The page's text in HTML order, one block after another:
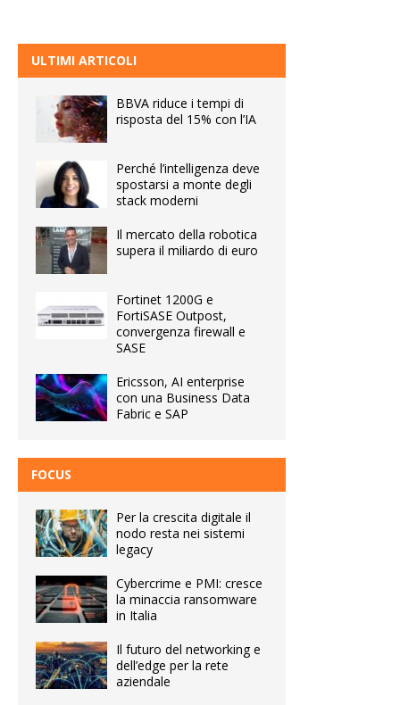
ULTIMI ARTICOLI
BBVA riduce i tempi di
risposta del 15% con l’IA
Perché l’intelligenza deve
spostarsi a monte degli
stack moderni
Il mercato della robotica
supera il miliardo di euro
Fortinet 1200G e
FortiSASE Outpost,
convergenza firewall e
SASE
Ericsson, AI enterprise
con una Business Data
Fabric e SAP
FOCUS
Per la crescita digitale il
nodo resta nei sistemi
legacy
Cybercrime e PMI: cresce
la minaccia ransomware
in Italia
Il futuro del networking e
dell’edge per la rete
aziendale